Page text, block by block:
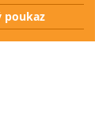
poukaz